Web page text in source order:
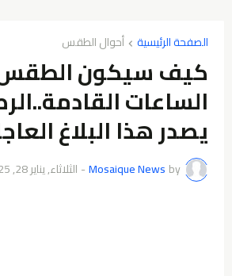
الصفحة الرئيسية أحوال الطقس
كيف سيكون الطقس
الساعات
يصدر هذا البلاغ
by
Mosaique News
- الثلاثاء, يناير 28, 2025